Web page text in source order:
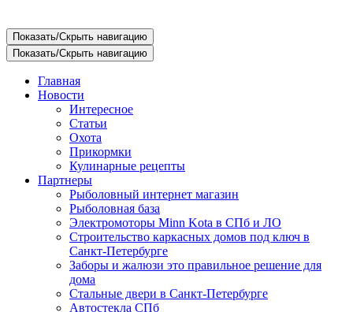
Показать/Скрыть навигацию
Показать/Скрыть навигацию
Главная
Новости
Интересное
Статьи
Охота
Прикормки
Кулинарные рецепты
Партнеры
Рыболовный интернет магазин
Рыболовная база
Электромоторы Minn Kota в СПб и ЛО
Строительство каркасных домов под ключ в
Санкт-Петербурге
Заборы и жалюзи это правильное решение для
дома
Стальные двери в Санкт-Петербурге
Автостекла СПб